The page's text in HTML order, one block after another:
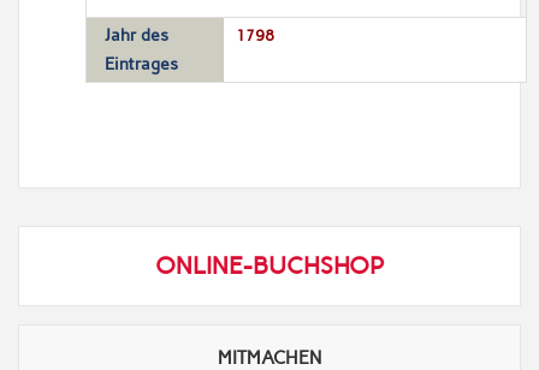
Jahr des
Eintrages
1798
ONLINE-BUCHSHOP
MITMACHEN